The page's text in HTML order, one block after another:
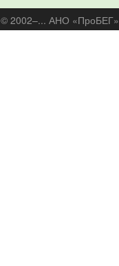
© 2002–... АНО «ПроБЕГ»